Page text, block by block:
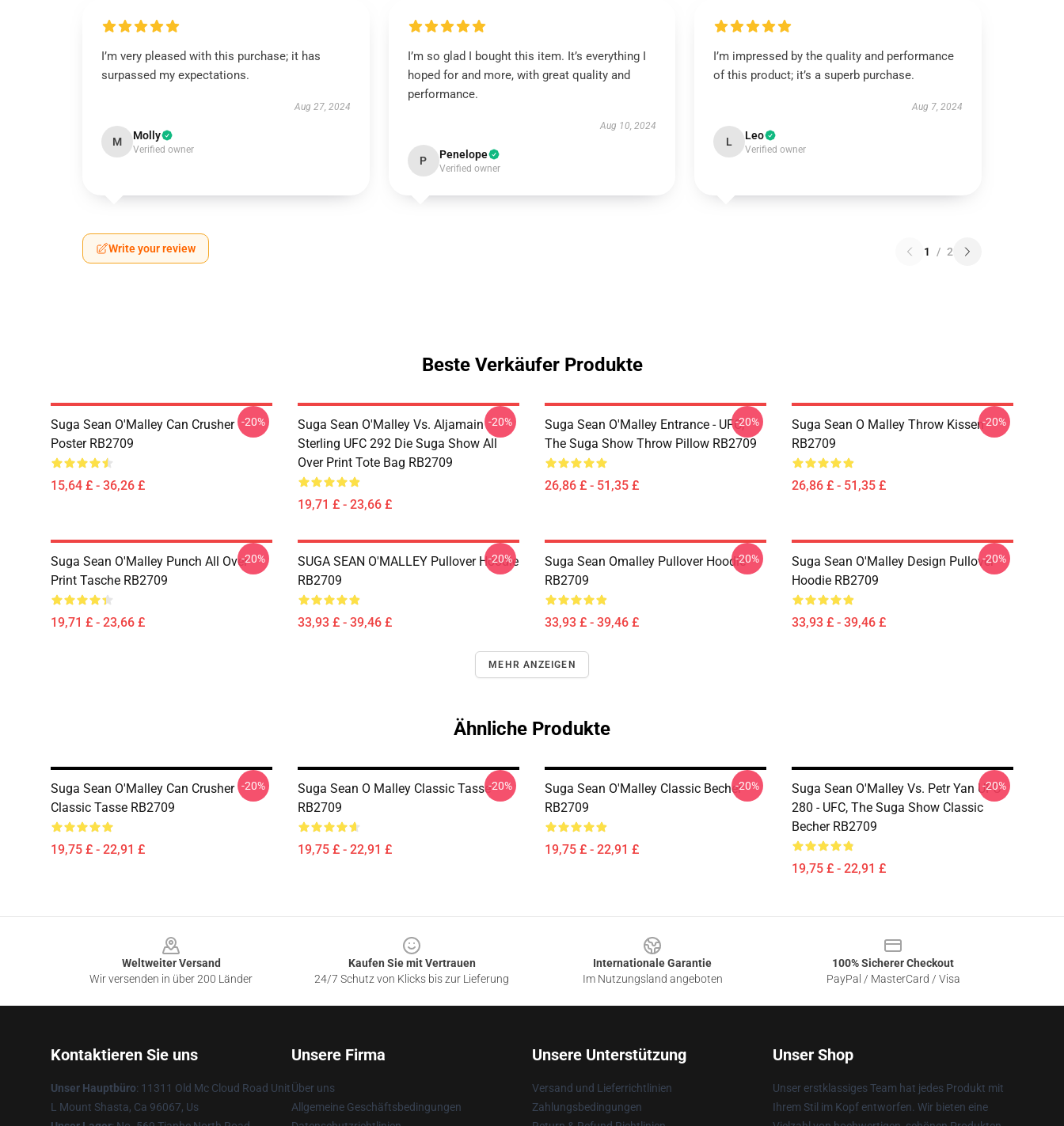
I’m very pleased with this purchase; it has
surpassed my expectations.
Aug 27, 2024
M Molly
Verified owner
I’m so glad I bought this item. It’s everything I
hoped for and more, with great quality and
performance.
Aug 10, 2024
P Penelope
Verified owner
I’m impressed by the quality and performance
of this product; it’s a superb purchase.
Aug 7, 2024
L Leo
Verified owner
Write your review 1 / 2
Beste Verkäufer Produkte
Suga Sean O'Malley Can Crusher
Poster RB2709
15,64 £ - 36,26 £
-20%
Suga Sean O'Malley Vs. Aljamain
Sterling UFC 292 Die Suga Show All
Over Print Tote Bag RB2709
19,71 £ - 23,66 £
-20%
Suga Sean O'Malley Entrance - UFC,
The Suga Show Throw Pillow RB2709
26,86 £ - 51,35 £
-20%
Suga Sean O Malley Throw Kissen
RB2709
26,86 £ - 51,35 £
-20%
Suga Sean O'Malley Punch All Over
Print Tasche RB2709
19,71 £ - 23,66 £
-20%
SUGA SEAN O'MALLEY Pullover Hoodie
RB2709
33,93 £ - 39,46 £
-20%
Suga Sean Omalley Pullover Hoodie
RB2709
33,93 £ - 39,46 £
-20%
Suga Sean O'Malley Design Pullover
Hoodie RB2709
33,93 £ - 39,46 £
-20%
MEHR ANZEIGEN
Ähnliche Produkte
Suga Sean O'Malley Can Crusher
Classic Tasse RB2709
19,75 £ - 22,91 £
-20%
Suga Sean O Malley Classic Tasse
RB2709
19,75 £ - 22,91 £
-20%
Suga Sean O'Malley Classic Becher
RB2709
19,75 £ - 22,91 £
-20%
Suga Sean O'Malley Vs. Petr Yan UFC
280 - UFC, The Suga Show Classic
Becher RB2709
19,75 £ - 22,91 £
-20%
Weltweiter Versand
Wir versenden in über 200 Länder
Kaufen Sie mit Vertrauen
24/7 Schutz von Klicks bis zur Lieferung
Internationale Garantie
Im Nutzungsland angeboten
100% Sicherer Checkout
PayPal / MasterCard / Visa
Kontaktieren Sie uns
Unser Hauptbüro: 11311 Old Mc Cloud Road Unit
L Mount Shasta, Ca 96067, Us
Unsere Firma
Über uns
Allgemeine Geschäftsbedingungen
Unsere Unterstützung
Versand und Lieferrichtlinien
Zahlungsbedingungen
Unser Shop
Unser erstklassiges Team hat jedes Produkt mit
Ihrem Stil im Kopf entworfen. Wir bieten eine